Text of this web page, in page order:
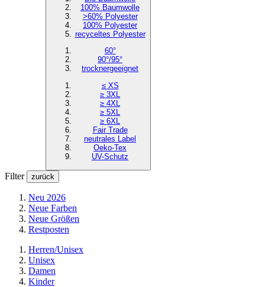
100% Baumwolle
>60% Polyester
100% Polyester
recyceltes Polyester
60°
90°/95°
trocknergeeignet
≤ XS
≥ 3XL
≥ 4XL
≥ 5XL
≥ 6XL
Fair Trade
neutrales Label
Oeko-Tex
UV-Schutz
Filter zurück
Neu 2026
Neue Farben
Neue Größen
Restposten
Herren/Unisex
Unisex
Damen
Kinder